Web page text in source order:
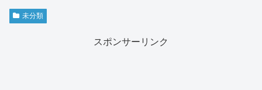
未分類
スポンサーリンク